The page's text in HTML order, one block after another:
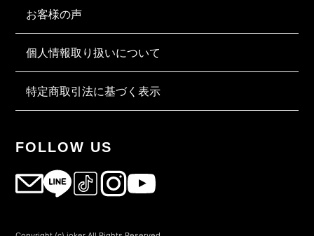
お客様の声
個人情報取り扱いについて
特定商取引法に基づく表示
FOLLOW US
Copyright (c) joker All Rights Reserved.